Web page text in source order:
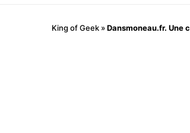
King of Geek »Dansmoneau.fr. Une